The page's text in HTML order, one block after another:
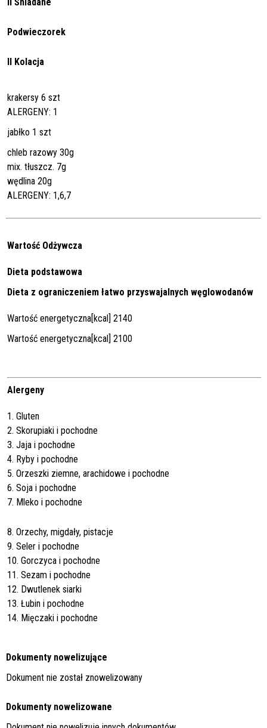
Podwieczorek
II Kolacja
krakersy 6 szt
ALERGENY: 1
jabłko 1 szt
chleb razowy 30g
mix. tłuszcz. 7g
wędlina 20g
ALERGENY: 1,6,7
Wartość Odżywcza
Dieta podstawowa
Dieta z ograniczeniem łatwo przyswajalnych węglowodanów
Wartość energetyczna[kcal] 2140
Wartość energetyczna[kcal] 2100
Alergeny
1. Gluten
2. Skorupiaki i pochodne
3. Jaja i pochodne
4. Ryby i pochodne
5. Orzeszki ziemne, arachidowe i pochodne
6. Soja i pochodne
7. Mleko i pochodne
8. Orzechy, migdały, pistacje
9. Seler i pochodne
10. Gorczyca i pochodne
11. Sezam i pochodne
12. Dwutlenek siarki
13. Łubin i pochodne
14. Mięczaki i pochodne
Dokumenty nowelizujące
Dokument nie został znowelizowany
Dokumenty nowelizowane